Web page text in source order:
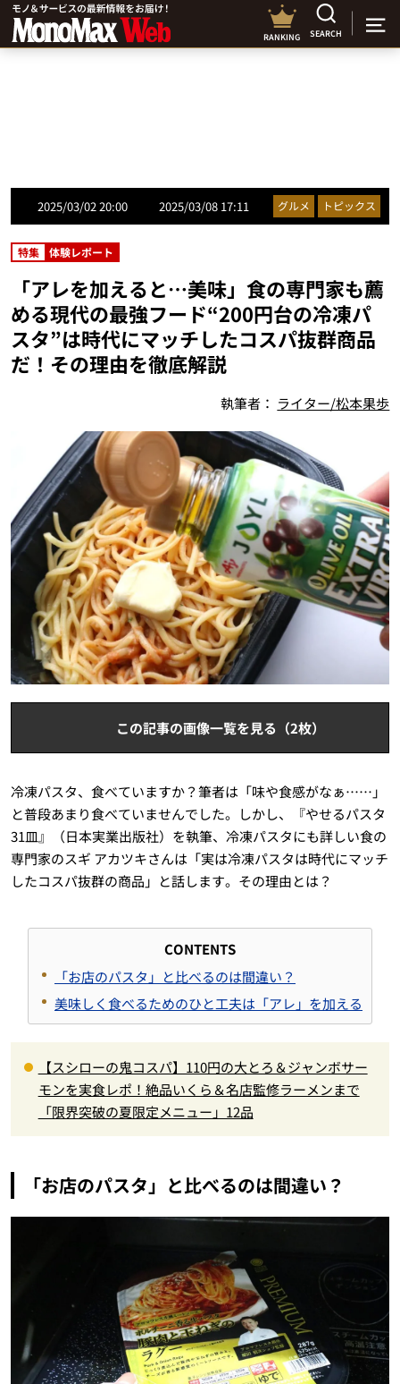
RANKING SEARCH
2025/03/02 20:00 2025/03/08 17:11 グルメ トピックス
特集 体験レポート
「アレを加えると…美味」食の専門家も薦
める現代の最強フード“200円台の冷凍パ
スタ”は時代にマッチしたコスパ抜群商品
だ！その理由を徹底解説
執筆者： ライター/松本果歩
この記事の画像一覧を見る（2枚）
冷凍パスタ、食べていますか？筆者は「味や食感がなぁ……」
と普段あまり食べていませんでした。しかし、『やせるパスタ
31皿』（日本実業出版社）を執筆、冷凍パスタにも詳しい食の
専門家のスギ アカツキさんは「実は冷凍パスタは時代にマッチ
したコスパ抜群の商品」と話します。その理由とは？
CONTENTS
「お店のパスタ」と比べるのは間違い？
美味しく食べるためのひと工夫は「アレ」を加える
【スシローの鬼コスパ】110円の大とろ＆ジャンボサー
モンを実食レポ！絶品いくら＆名店監修ラーメンまで
「限界突破の夏限定メニュー」12品
「お店のパスタ」と比べるのは間違い？